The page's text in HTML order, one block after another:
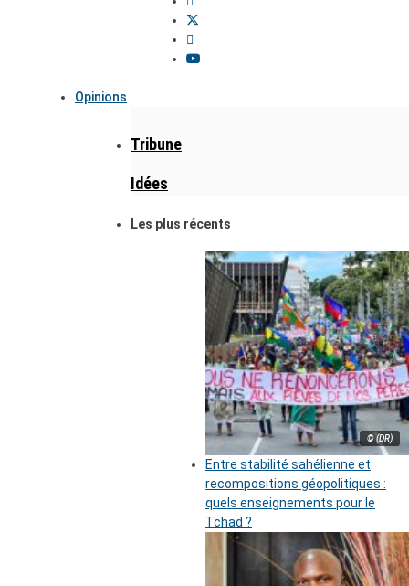
Opinions
Tribune
Idées
Les plus récents
© (DR)
Entre stabilité sahélienne et
recompositions géopolitiques :
quels enseignements pour le
Tchad ?